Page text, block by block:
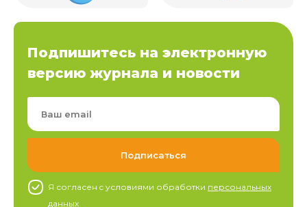
Подпишитесь на электронную
версию журнала и новости
Я согласен c условиями обработки персональных
данных